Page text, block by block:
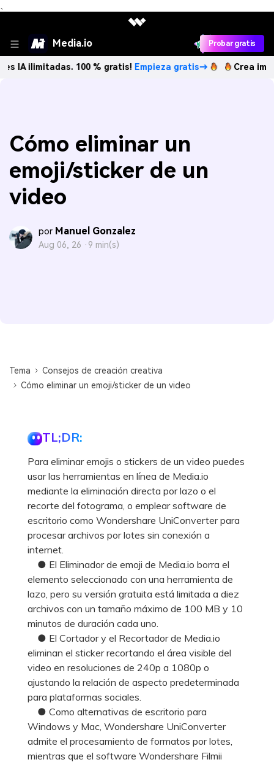
、
Media.io Probar gratis
100 % gratis! Empieza gratis→ Crea imágenes IA
Cómo eliminar un
emoji/sticker de un
video
por Manuel Gonzalez
Aug 06, 26 · 9 min(s)
Tema
Consejos de creación creativa
Cómo eliminar un emoji/sticker de un video
TL;DR:
Para eliminar emojis o stickers de un video puedes
usar las herramientas en línea de Media.io
mediante la eliminación directa por lazo o el
recorte del fotograma, o emplear software de
escritorio como Wondershare UniConverter para
procesar archivos por lotes sin conexión a
internet.
● El Eliminador de emoji de Media.io borra el
elemento seleccionado con una herramienta de
lazo, pero su versión gratuita está limitada a diez
archivos con un tamaño máximo de 100 MB y 10
minutos de duración cada uno.
● El Cortador y el Recortador de Media.io
eliminan el sticker recortando el área visible del
video en resoluciones de 240p a 1080p o
ajustando la relación de aspecto predeterminada
para plataformas sociales.
● Como alternativas de escritorio para
Windows y Mac, Wondershare UniConverter
admite el procesamiento de formatos por lotes,
mientras que el software Wondershare Filmii